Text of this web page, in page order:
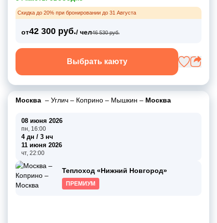
Скидка до 20% при бронировании до 31 Августа
от42 300 руб./ чел46 530 руб.
Выбрать каюту
Москва – Углич – Коприно – Мышкин – Москва
08 июня 2026
пн, 16:00
4 дн / 3 нч
11 июня 2026
чт, 22:00
Теплоход «Нижний Новгород»
ПРЕМИУМ